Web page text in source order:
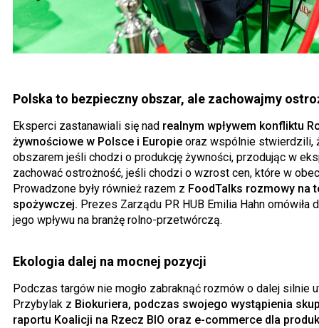
Polska to bezpieczny obszar, ale zachowajmy
Eksperci zastanawiali się nad realnym wpływem konfliktu
żywnościowe w Polsce i Europie oraz wspólnie stwierdzili,
obszarem jeśli chodzi o produkcję żywności, przodując w
zachować ostrożność, jeśli chodzi o wzrost cen, które w
Prowadzone były również razem z FoodTalks rozmowy na
spożywczej. Prezes Zarządu PR HUB Emilia Hahn omówiła
jego wpływu na branżę rolno-przetwórczą.
Ekologia dalej na mocnej pozycji
Podczas targów nie mogło zabraknąć rozmów o dalej silnie
Przybylak z Biokuriera, podczas swojego wystąpienia
raportu Koalicji na Rzecz BIO oraz e-commerce dla